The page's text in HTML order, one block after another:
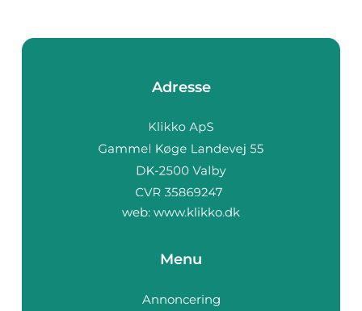
Adresse
web: www.klikko.dk
Menu
Annoncering